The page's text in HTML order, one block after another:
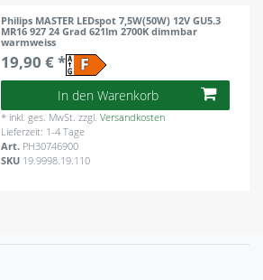
Philips MASTER LEDspot 7,5W(50W) 12V GU5.3
MR16 927 24 Grad 621lm 2700K dimmbar
warmweiss
19,90 € *
In den Warenkorb
* inkl. ges. MwSt. zzgl.Versandkosten
Lieferzeit: 1-4 Tage
Art. PH30746900
SKU 19.9998.19.110